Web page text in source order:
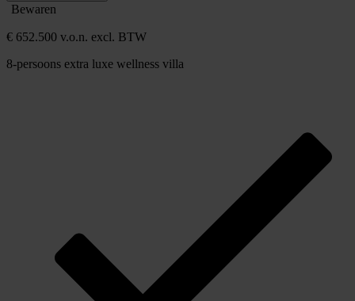
Bewaren
€ 652.500 v.o.n. excl. BTW
8-persoons extra luxe wellness villa